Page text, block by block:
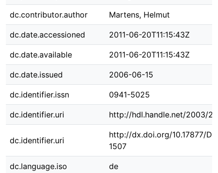
dc.contributor.author Martens, Helmut
dc.date.accessioned 2011-06-20T11:15:43Z
dc.date.available 2011-06-20T11:15:43Z
dc.date.issued 2006-06-15
dc.identifier.issn 0941-5025
dc.identifier.uri http://hdl.handle.net/2003/
dc.identifier.uri
http://dx.doi.org/10.17877/
1507
dc.language.iso de